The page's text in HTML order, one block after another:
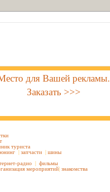
для Вашей рекламы.
Заказать >>>
туриста
| запчасти | шины
радио | фильмы
мероприятий| знакомства